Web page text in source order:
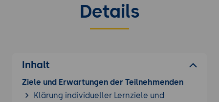
Details
Inhalt
Ziele und Erwartungen der Teilnehmenden
Klärung individueller Lernziele und